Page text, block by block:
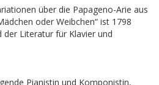
über die Papageno-Arie aus
oder Weibchen“ ist 1798
Literatur für Klavier und
Pianistin und Komponistin,